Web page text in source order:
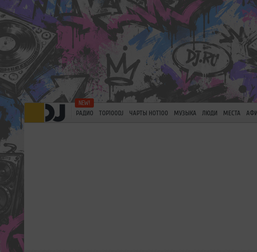
РАДИО TOP100DJ ЧАРТЫ HOT100 МУЗЫКА ЛЮДИ МЕСТА